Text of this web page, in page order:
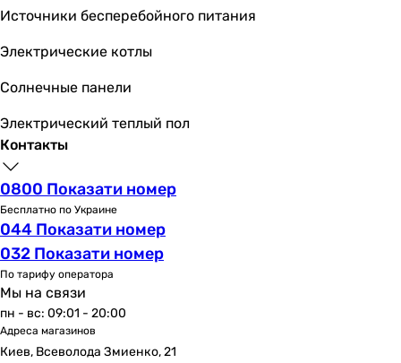
300 мес.
120 мес.
120 мес.
Источники бесперебойного питания
Электрические котлы
Солнечные панели
Электрический теплый пол
Контакты
0800 Показати номер
Бесплатно по Украине
044 Показати номер
032 Показати номер
По тарифу оператора
Мы на связи
пн - вс: 09:01 - 20:00
Адреса магазинов
Киев, Всеволода Змиенко, 21